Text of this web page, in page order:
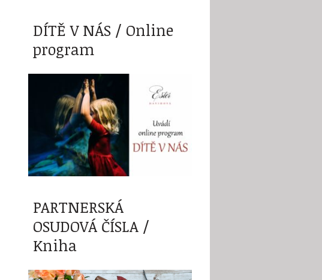
DÍTĚ V NÁS / Online
program
PARTNERSKÁ
OSUDOVÁ ČÍSLA /
Kniha